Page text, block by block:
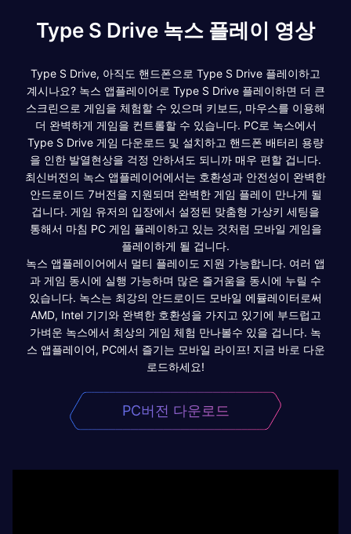
Type S Drive 녹스 플레이 영상
Type S Drive, 아직도 핸드폰으로 Type S Drive 플레이하고
계시나요? 녹스 앱플레이어로 Type S Drive 플레이하면 더 큰
스크린으로 게임을 체험할 수 있으며 키보드, 마우스를 이용해
더 완벽하게 게임을 컨트롤할 수 있습니다. PC로 녹스에서
Type S Drive 게임 다운로드 및 설치하고 핸드폰 배터리 용량
을 인한 발열현상을 걱정 안하셔도 되니까 매우 편할 겁니다.
최신버전의 녹스 앱플레이어에서는 호환성과 안전성이 완벽한
안드로이드 7버전을 지원되며 완벽한 게임 플레이 만나게 될
겁니다. 게임 유저의 입장에서 설정된 맞춤형 가상키 세팅을
통해서 마침 PC 게임 플레이하고 있는 것처럼 모바일 게임을
플레이하게 될 겁니다.
녹스 앱플레이어에서 멀티 플레이도 지원 가능합니다. 여러 앱
과 게임 동시에 실행 가능하며 많은 즐거움을 동시에 누릴 수
있습니다. 녹스는 최강의 안드로이드 모바일 에뮬레이터로써
AMD, Intel 기기와 완벽한 호환성을 가지고 있기에 부드럽고
가벼운 녹스에서 최상의 게임 체험 만나볼수 있을 겁니다. 녹
스 앱플레이어, PC에서 즐기는 모바일 라이프! 지금 바로 다운
로드하세요!
PC버전 다운로드